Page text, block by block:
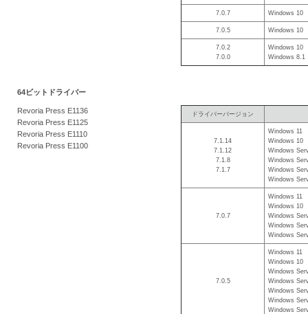
7.0.7 Windows 10
7.0.5 Windows 10
7.0.2
7.0.0
Windows 10
Windows 8.1
64ビットドライバー
Revoria Press E1136
Revoria Press E1125
Revoria Press E1110
Revoria Press E1100
ドライバーバージョン
7.1.14
7.1.12
7.1.8
7.1.7
Windows 11
Windows 10
Windows
Windows
Windows
Windows
7.0.7
Windows 11
Windows 10
Windows
Windows
Windows
7.0.5
Windows 11
Windows 10
Windows
Windows
Windows
Windows
Windows